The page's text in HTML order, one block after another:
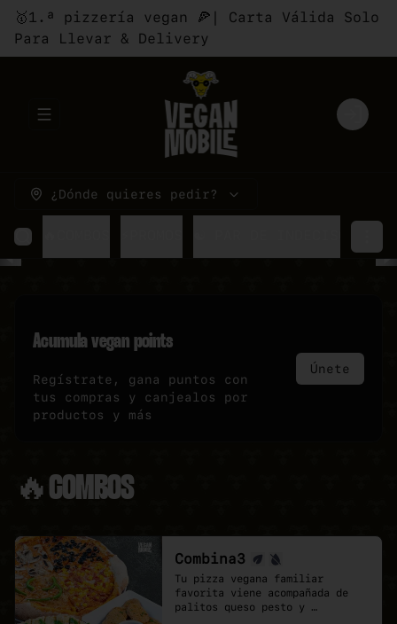
🥇1.ª pizzería vegan 🍕| Carta Válida Solo
Para Llevar & Delivery
Abrir menu de navegación Login
¿Dónde quieres pedir?
Acumulavegan points
Regístrate, gana puntos con
tus compras y canjealos por
productos y más
Únete
🔥COMBOS
Combina3
Tu pizza vegana familiar
favorita viene acompañada de
palitos queso pesto y